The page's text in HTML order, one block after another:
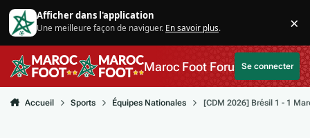
Aller au contenu
Afficher dans l'application
Une meilleure façon de naviguer. En savoir plus. ×
Maroc Foot ForumSe connecter
Accueil Sports Équipes Nationales [CDM 2026] Brésil 1 - 1